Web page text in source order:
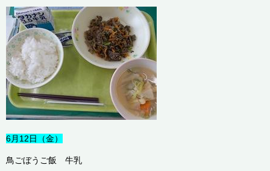
6月12日（金）
鳥ごぼうご飯 牛乳